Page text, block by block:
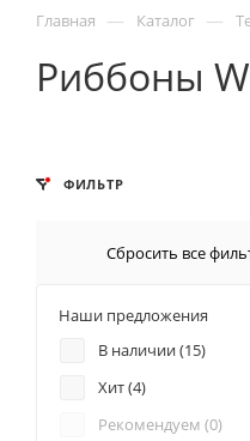
Главная — Каталог —
Риббоны
ФИЛЬТР
Сбросить все
Наши предложения
В наличии (15)
Хит (4)
Рекомендуем (0)